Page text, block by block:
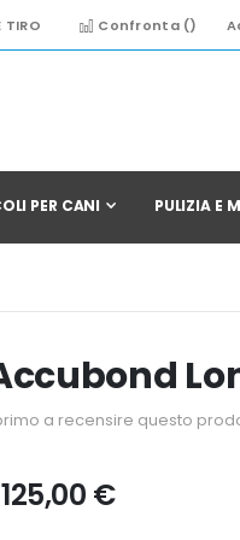
TIRO Confronta ()
PER CANI PULIZIA E
a recensire questo
125,00 €